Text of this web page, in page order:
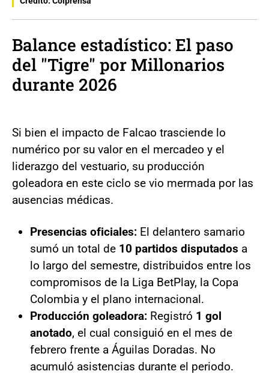
Balance estadístico: El paso
del "Tigre" por Millonarios
durante 2026
Si bien el impacto de Falcao trasciende lo
numérico por su valor en el mercadeo y el
liderazgo del vestuario, su producción
goleadora en este ciclo se vio mermada por las
ausencias médicas.
Presencias oficiales: El delantero samario
sumó un total de 10 partidos disputados a
lo largo del semestre, distribuidos entre los
compromisos de la Liga BetPlay, la Copa
Colombia y el plano internacional.
Producción goleadora: Registró 1 gol
anotado, el cual consiguió en el mes de
febrero frente a Águilas Doradas. No
acumuló asistencias durante el periodo.